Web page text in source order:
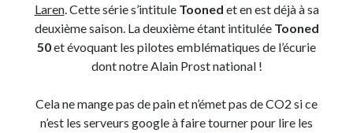
Derniers Commentaires
Entretien ménagerdansT’as vu quoi ? #52
littlecelt dansComment j’ai opéré ma vélorution toute personnelle
AnthonydansComment j’ai opéré ma vélorution toute personnelle
Laren. Cette série s’intitule Tooned et en est déjà à sa
deuxième saison. La deuxième étant intitulée Tooned
50et évoquant les pilotes emblématiques de l’écurie
dont notre Alain Prost national !
Cela ne mange pas de pain et n’émet pas de CO2 si ce
n’est les serveurs google à faire tourner pour lire les